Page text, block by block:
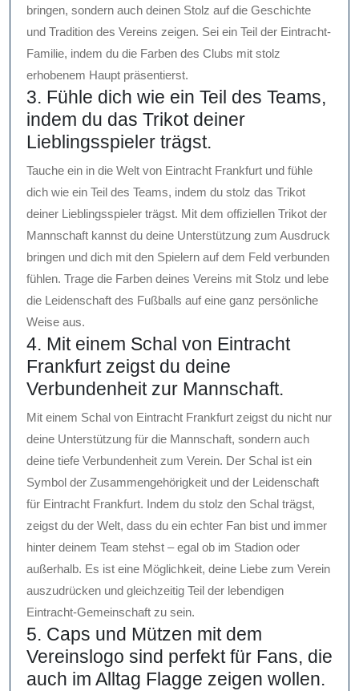
bringen, sondern auch deinen Stolz auf die Geschichte
und Tradition des Vereins zeigen. Sei ein Teil der Eintracht-
Familie, indem du die Farben des Clubs mit stolz
erhobenem Haupt präsentierst.
3. Fühle dich wie ein Teil des Teams,
indem du das Trikot deiner
Lieblingsspieler trägst.
Tauche ein in die Welt von Eintracht Frankfurt und fühle
dich wie ein Teil des Teams, indem du stolz das Trikot
deiner Lieblingsspieler trägst. Mit dem offiziellen Trikot der
Mannschaft kannst du deine Unterstützung zum Ausdruck
bringen und dich mit den Spielern auf dem Feld verbunden
fühlen. Trage die Farben deines Vereins mit Stolz und lebe
die Leidenschaft des Fußballs auf eine ganz persönliche
Weise aus.
4. Mit einem Schal von Eintracht
Frankfurt zeigst du deine
Verbundenheit zur Mannschaft.
Mit einem Schal von Eintracht Frankfurt zeigst du nicht nur
deine Unterstützung für die Mannschaft, sondern auch
deine tiefe Verbundenheit zum Verein. Der Schal ist ein
Symbol der Zusammengehörigkeit und der Leidenschaft
für Eintracht Frankfurt. Indem du stolz den Schal trägst,
zeigst du der Welt, dass du ein echter Fan bist und immer
hinter deinem Team stehst – egal ob im Stadion oder
außerhalb. Es ist eine Möglichkeit, deine Liebe zum Verein
auszudrücken und gleichzeitig Teil der lebendigen
Eintracht-Gemeinschaft zu sein.
5. Caps und Mützen mit dem
Vereinslogo sind perfekt für Fans, die
auch im Alltag Flagge zeigen wollen.